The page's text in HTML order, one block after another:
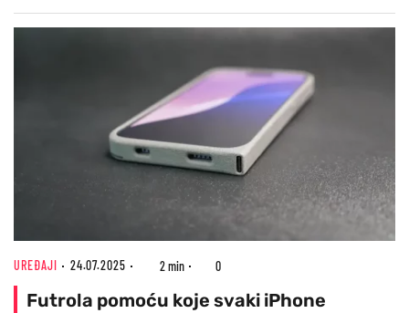
UREĐAJI 24.07.2025 2 min 0
Futrola pomoću koje svaki iPhone